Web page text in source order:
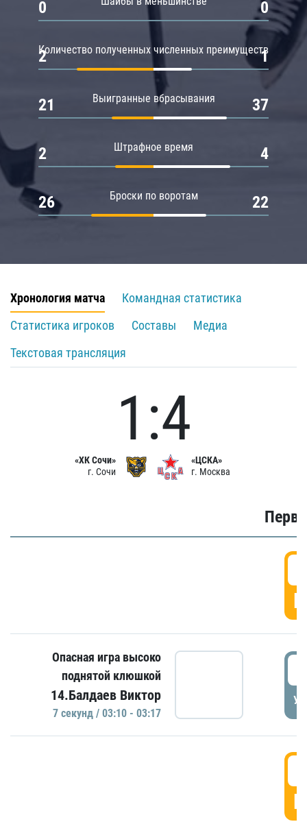
0 0
Количество полученных численных преимуществ
2 1
Выигранные вбрасывания
21 37
Штрафное время
2 4
Броски по воротам
26 22
Хронология матча
Командная статистика
Статистика игроков
Составы
Медиа
Текстовая трансляция
«ХК Сочи»
г. Сочи
1:4
«ЦСКА»
г. Москва
Опасная игра высоко
поднятой клюшкой
14.Балдаев Виктор
7 секунд / 03:10 - 03:17